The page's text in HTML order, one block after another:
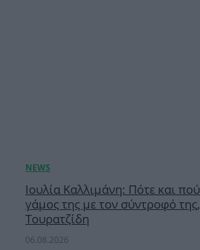
Ιουλία Καλλιμάνη: Πότε και
γάμος της με τον σύντροφό
Τουρατζίδη
06.08.2026